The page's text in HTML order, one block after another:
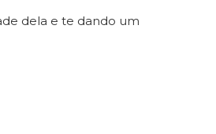
dela e te dando um